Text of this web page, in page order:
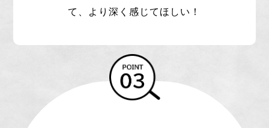
て、より深く感じてほしい！